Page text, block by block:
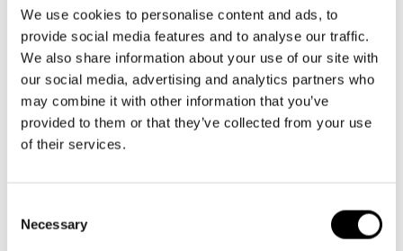
We use cookies to personalise content and ads, to
provide social media features and to analyse our traffic.
We also share information about your use of our site with
our social media, advertising and analytics partners who
may combine it with other information that you’ve
provided to them or that they’ve collected from your use
of their services.
Selection
Necessary
Presentkort
Tillgänglighet
Frågor & svar
Platskarta
Företag
Guidning
Teaterns verksamhet
Ensemble
Historia
LOGGA IN
info@svenskateatern.fi
BILJETTER
Köp biljetter
Biljettkassan öppnar 11.8